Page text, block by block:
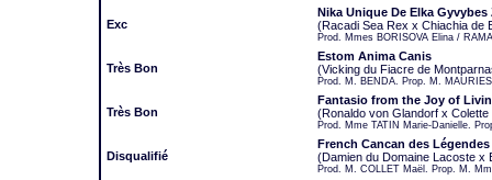
Exc
Nika Unique De Elka Gyvybes
(Racadi Sea Rex x Chiachia de
Prod. Mmes BORISOVA Elina /
Très Bon
Estom Anima Canis
(Vicking du Fiacre de
Prod. M. BENDA. Prop. M.
Très Bon
Fantasio from the Joy of
(Ronaldo von Glandorf x
Prod. Mme TATIN Marie-Danielle.
Disqualifié
French Cancan des
(Damien du Domaine Lacoste x
Prod. M. COLLET Maël. Prop. M.